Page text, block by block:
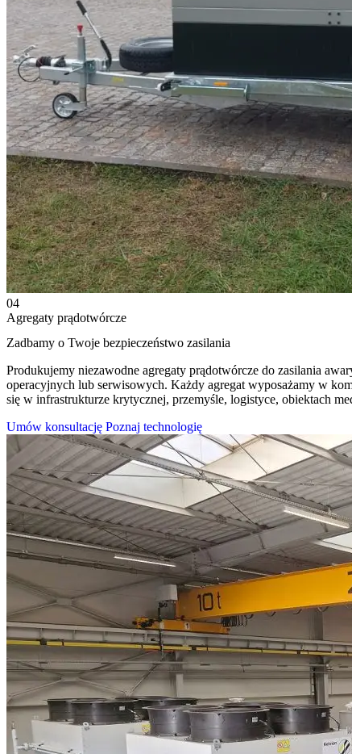
04
Agregaty prądotwórcze
Zadbamy o Twoje bezpieczeństwo zasilania
Produkujemy niezawodne agregaty prądotwórcze do zasilania
operacyjnych lub serwisowych. Każdy agregat wyposażamy w
się w infrastrukturze krytycznej, przemyśle, logistyce, obiektach
Umów konsultację Poznaj technologię